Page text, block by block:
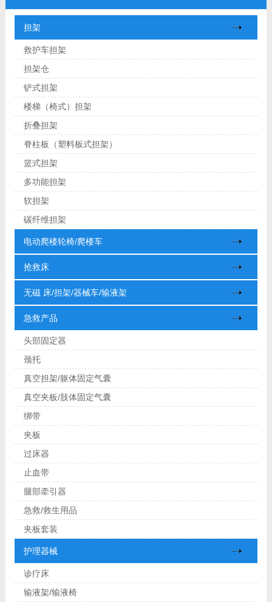
担架
救护车担架
担架仓
铲式担架
楼梯（椅式）担架
折叠担架
脊柱板（塑料板式担架）
篮式担架
多功能担架
软担架
碳纤维担架
电动爬楼轮椅/爬楼车
抢救床
无磁 床/担架/器械车/输液架
急救产品
头部固定器
颈托
真空担架/躯体固定气囊
真空夹板/肢体固定气囊
绑带
夹板
过床器
止血带
腿部牵引器
急救/救生用品
夹板套装
护理器械
诊疗床
输液架/输液椅